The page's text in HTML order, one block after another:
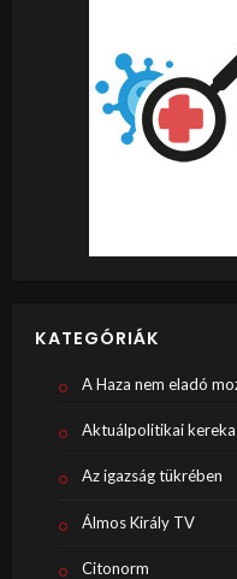
KATEGÓRIÁK
A Haza nem eladó
Aktuálpolitikai
Az igazság tükrében
Álmos Király TV
Citonorm